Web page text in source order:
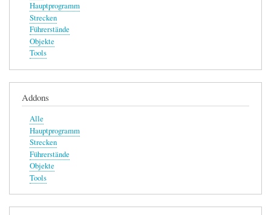
Hauptprogramm
Strecken
Führerstände
Objekte
Tools
Addons
Alle
Hauptprogramm
Strecken
Führerstände
Objekte
Tools